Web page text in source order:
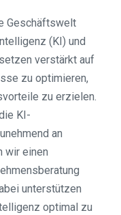
Geschäftswelt
(KI) und
verstärkt auf
zu optimieren,
zu erzielen.
KI-
an
wir einen
unterstützen
optimal zu